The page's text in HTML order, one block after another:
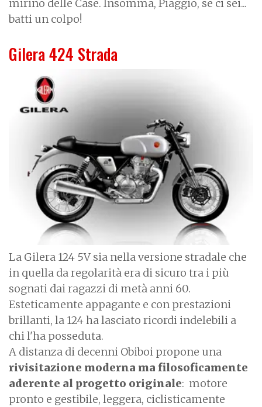
mirino delle Case. Insomma, Piaggio, se ci sei...
batti un colpo!
Gilera 424 Strada
La Gilera 124 5V sia nella versione stradale che
in quella da regolarità era di sicuro tra i più
sognati dai ragazzi di metà anni 60.
Esteticamente appagante e con prestazioni
brillanti, la 124 ha lasciato ricordi indelebili a
chi l'ha posseduta.
A distanza di decenni Obiboi propone una
rivisitazione moderna ma filosoficamente
aderente al progetto originale: motore
pronto e gestibile, leggera, ciclisticamente